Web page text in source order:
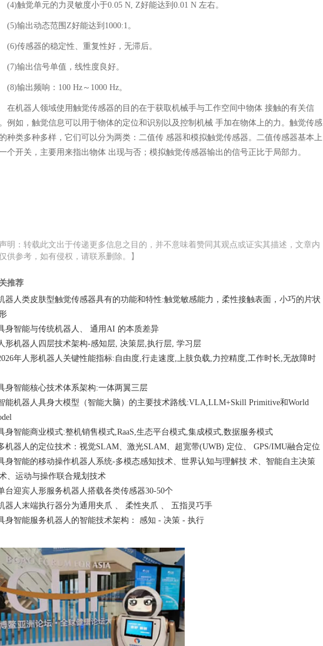
(4)触觉单元的力灵敏度小于0.05 N, Z好能达到0.01 N 左右。
(5)输出动态范围Z好能达到1000:1。
(6)传感器的稳定性、重复性好，无滞后。
(7)输出信号单值，线性度良好。
(8)输出频响：100 Hz～1000 Hz。
在机器人领域使用触觉传感器的目的在于获取机械手与工作空间中物体 接触的有关信
例如，触觉信息可以用于物体的定位和识别以及控制机械 手加在物体上的力。触觉传感
种类多种多样，它们可以分为两类：二值传 感器和模拟触觉传感器。二值传感器基本上
个开关，主要用来指出物体 出现与否；模拟触觉传感器输出的信号正比于局部力。
声明：转载此文出于传递更多信息之目的，并不意味着赞同其观点或证实其描述，文章内
供参考，如有侵权，请联系删除。】
推荐
器人类皮肤型触觉传感器具有的功能和特性:触觉敏感能力，柔性接触表面，小巧的片状
身智能与传统机器人、 通用AI 的本质差异
形机器人四层技术架构-感知层, 决策层,执行层, 学习层
年人形机器人关键性能指标:自由度,行走速度,上肢负载,力控精度,工作时长,无故障时
身智能核心技术体系架构:一体两翼三层
能机器人具身大模型（智能大脑）的主要技术路线:VLA,LLM+Skill Primitive和World
身智能商业模式:整机销售模式,RaaS,生态平台模式,集成模式,数据服务模式
机器人的定位技术：视觉SLAM、激光SLAM、超宽带(UWB) 定位、 GPS/IMU融合定位
身智能的移动操作机器人系统-多模态感知技术、世界认知与理解技 术、智能自主决策
、运动与操作联合规划技术
台迎宾人形服务机器人搭载各类传感器30-50个
器人末端执行器分为通用夹爪 、 柔性夹爪 、 五指灵巧手
身智能服务机器人的智能技术架构： 感知 - 决策 - 执行